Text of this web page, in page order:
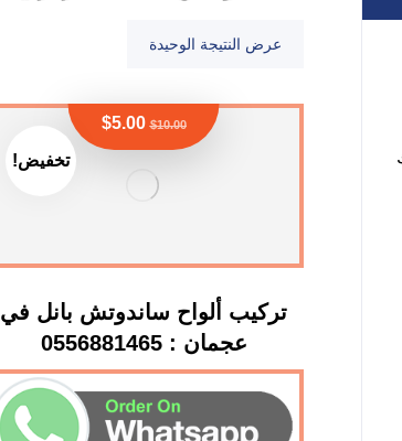
عرض النتيجة الوحيدة
تخفيض!
تركيب ألواح ساندوتش بانل في
عجمان : 0556881465
$10.00
$5.00